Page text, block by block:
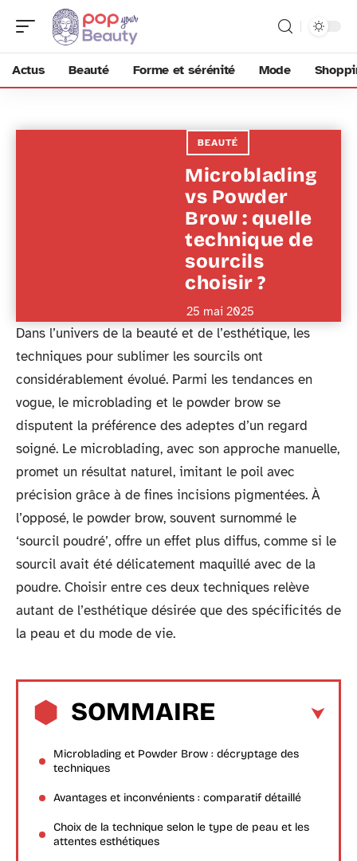
Actus Beauté Forme et sérénité Mode
BEAUTÉ
Microblading
vs Powder
Brow : quelle
technique de
sourcils
choisir ?
25 mai 2025
Dans l’univers de la beauté et de l’esthétique, les
techniques pour sublimer les sourcils ont
considérablement évolué. Parmi les tendances en
vogue, le microblading et le powder brow se
disputent la préférence des adeptes d’un regard
soigné. Le microblading, avec son approche manuelle,
promet un résultat naturel, imitant le poil avec
précision grâce à de fines incisions pigmentées. À
l’opposé, le powder brow, souvent surnommé le
‘sourcil poudré’, offre un effet plus diffus, comme si le
sourcil avait été délicatement maquillé avec de la
poudre. Choisir entre ces deux techniques relève
autant de l’esthétique désirée que des spécificités de
la peau et du mode de vie.
SOMMAIRE
Microblading et Powder Brow : décryptage des
techniques
Avantages et inconvénients : comparatif détaillé
Choix de la technique selon le type de peau et les
attentes esthétiques